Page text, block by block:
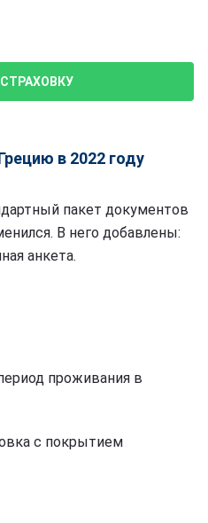
в 2022 году
пакет документов
В него добавлены:
анкета.
проживания в
с покрытием